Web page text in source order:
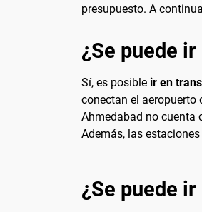
presupuesto. A
¿Se puede
Sí, es posible ir en
conectan el aeropuerto
Ahmedabad no cuenta
Además, las
¿Se puede